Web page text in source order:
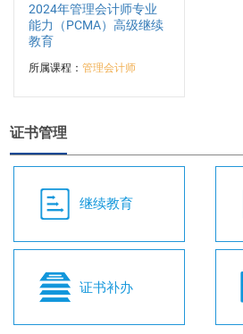
2024年管理会计师专业
能力（PCMA）高级继续
教育
所属课程：管理会计师
证书管理
继续教育
证书补办